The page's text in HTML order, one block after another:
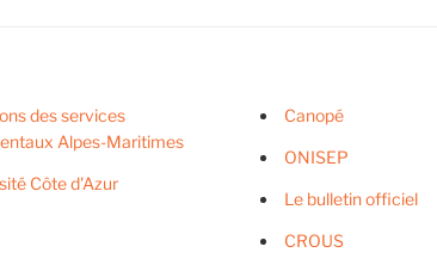
des services
Alpes-Maritimes
Côte d'Azur
Canopé
ONISEP
Le bulletin officiel
CROUS